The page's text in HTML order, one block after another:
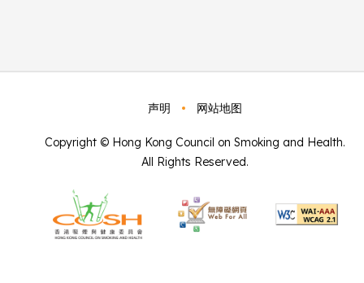
声明 网站地图
Copyright © Hong Kong Council on Smoking and Health.
All Rights Reserved.